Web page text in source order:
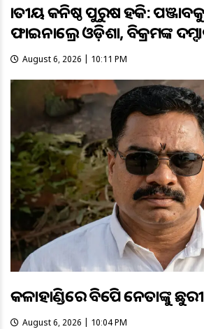
ଜାତୀୟ କନିଷ୍ଠ ପୁରୁଷ ହକି:
ଫାଇନାଲ୍ରେ ଓଡ଼ିଶା, ବିକ୍ରମଙ୍କ
August 6, 2026 | 10:11 PM
କଳାହାଣ୍ଡିରେ ବିଜେପି ନେତାଙ୍କୁ
August 6, 2026 | 10:04 PM